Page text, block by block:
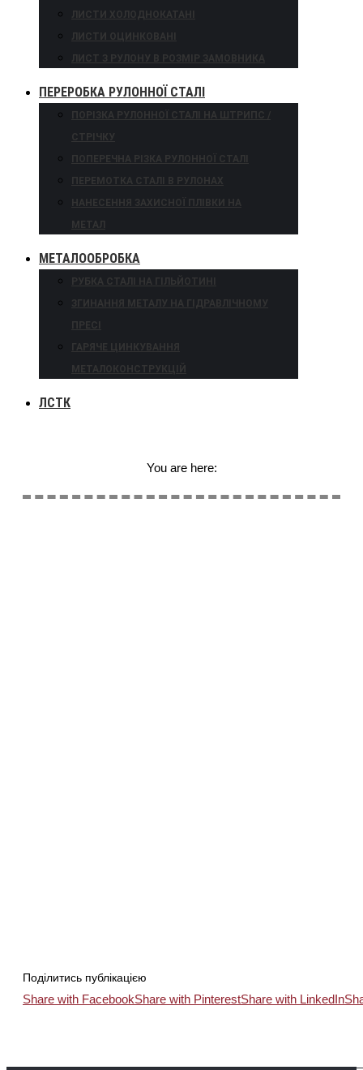
ЛИСТИ ХОЛОДНОКАТАНІ
ЛИСТИ ОЦИНКОВАНІ
ЛИСТ З РУЛОНУ В РОЗМІР ЗАМОВНИКА
ПЕРЕРОБКА РУЛОННОЇ СТАЛІ
ПОРІЗКА РУЛОННОЇ СТАЛІ НА ШТРИПС /
СТРІЧКУ
ПОПЕРЕЧНА РІЗКА РУЛОННОЇ СТАЛІ
ПЕРЕМОТКА СТАЛІ В РУЛОНАХ
НАНЕСЕННЯ ЗАХИСНОЇ ПЛІВКИ НА
МЕТАЛ
МЕТАЛООБРОБКА
РУБКА СТАЛІ НА ГІЛЬЙОТИНІ
ЗГИНАННЯ МЕТАЛУ НА ГІДРАВЛІЧНОМУ
ПРЕСІ
ГАРЯЧЕ ЦИНКУВАННЯ
МЕТАЛОКОНСТРУКЦІЙ
ЛСТК
You are here:
Поділитись публікацією
Share with FacebookShare with PinterestShare with LinkedIn